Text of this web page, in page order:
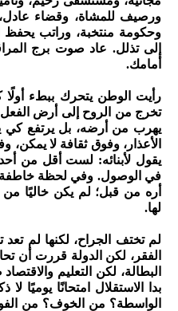
ورصيف للمشاة، وقضاء
وحكومة منتخبة، وراتب يحفظ
إلى تذلل. عاد صوت برج
أمامك.
رأيت الوطن يتحرك ببطء أولًا
تخرج من الروح إلى أرض
يهرب من أرضه، بل يرتفع كي
الأعذار، وفوق ثقافة لا يمكن،
يقول لأبنائه: لست أقل من
في الوصول. وفي لحظة خاطفة
أره من قبل؛ لم يكن خاليًا من
لها.
لم تختف الجراح، لكنها لم
الفقر، لكن الدولة قررت أن
البطالة، لكن التعليم
بدا الاستقلال امتحانًا
الواسطة؟ من الخوف؟ من